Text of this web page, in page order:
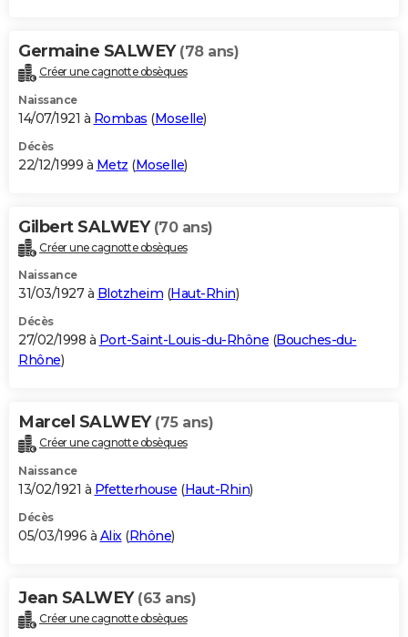
Germaine SALWEY (78 ans)
Créer une cagnotte obsèques
Naissance
14/07/1921 à Rombas (Moselle)
Décès
22/12/1999 à Metz (Moselle)
Gilbert SALWEY (70 ans)
Créer une cagnotte obsèques
Naissance
31/03/1927 à Blotzheim (Haut-Rhin)
Décès
27/02/1998 à Port-Saint-Louis-du-Rhône (Bouches-du-
Rhône)
Marcel SALWEY (75 ans)
Créer une cagnotte obsèques
Naissance
13/02/1921 à Pfetterhouse (Haut-Rhin)
Décès
05/03/1996 à Alix(Rhône)
Jean SALWEY (63 ans)
Créer une cagnotte obsèques